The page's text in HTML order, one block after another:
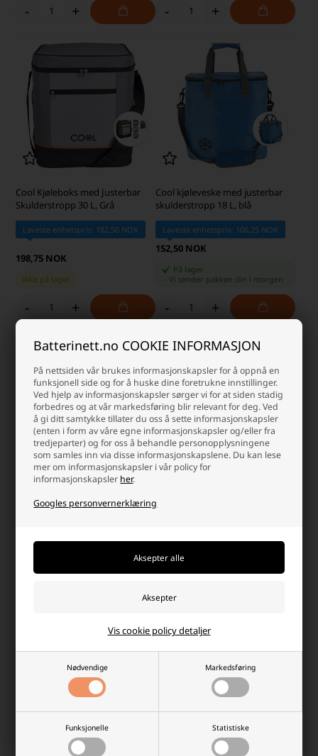
Batterinett.no COOKIE INFORMASJON
På nettsiden vår brukes informasjonskapsler for å oppnå en
funksjonell side og for å huske dine foretrukne innstillinger.
Ved hjelp av informasjonskapsler sørger vi for at siden stadig
forbedres og at vår markedsføring blir relevant for deg. Ved
å gi ditt samtykke tillater du oss å sette informasjonskapsler
(enten i form av våre egne informasjonskapsler og/eller fra
tredjeparter) og for oss å behandle personopplysningene
som samles inn via disse informasjonskapslene. Du kan lese
mer om informasjonskapsler i vår policy for
informasjonskapsler her.
Googles personvernerklæring
Nødvendige Markedsføring
Funksjonelle Statistiske
Vis cookie policy detaljer
- + - +
Cool Kjøleboks med Justerbar
Skulderstropp 30 L, Grå
Laveste enhetspris: 182,50 NOK
198,75 NOK
Ikke på lager
- +
Cool kjøleveske med justerbar
skulderstropp 18 L, blå
Laveste enhetspris: 106,25 NOK
152,50 NOK
På lager
Vi sender pakken din i morgen
- +
Cool Kjøleryggsekk, Ryggsekk 10
L, Grønn
152,50 NOK
Vi sender pakken dini morgen
198,75 NOK
Ikke på lager
-